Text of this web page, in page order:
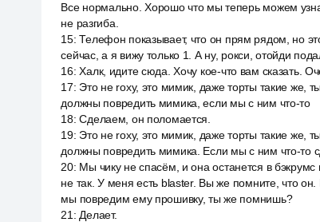
Все нормально. Хорошо что мы теперь можем
не разгиба.
15:Телефон показывает, что он прям рядом, но
сейчас, а я вижу только 1. А ну, рокси, отойди
16:Халк, идите сюда. Хочу кое-что вам сказать.
17: Это не roxy, это мимик, даже торты такие же,
должны повредить мимика, если мы с ним что-то
18:Сделаем, он поломается.
19: Это не roxy, это мимик, даже торты такие же,
должны повредить мимика. Если мы с ним что-то
20: Мы чику не спасём, и она останется в бэкрумс
не так. У меня есть blaster. Вы же помните, что
мы повредим ему прошивку, ты же помнишь?
21 : Делает.